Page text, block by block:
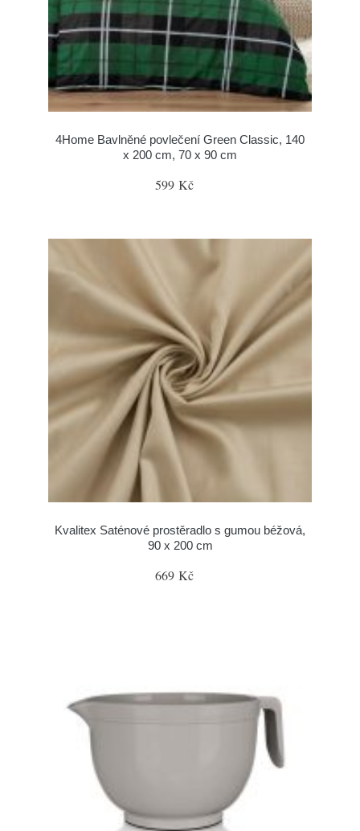
4Home Bavlněné povlečení Green Classic, 140
x 200 cm, 70 x 90 cm
599 Kč
Kvalitex Saténové prostěradlo s gumou béžová,
90 x 200 cm
669 Kč